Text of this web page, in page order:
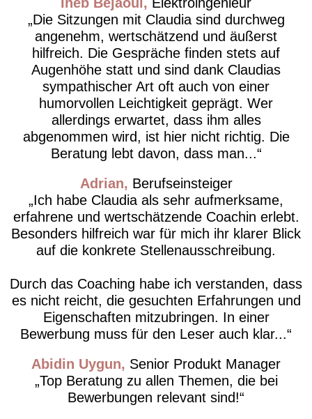
Die Sitzungen mit Claudia sind durchweg
angenehm, wertschätzend und äußerst
hilfreich. Die Gespräche finden stets auf
Augenhöhe statt und sind dank Claudias
sympathischer Art oft auch von einer
humorvollen Leichtigkeit geprägt. Wer
allerdings erwartet, dass ihm alles
abgenommen wird, ist hier nicht richtig. Die
Beratung lebt davon, dass man...
Adrian
Berufseinsteiger
Ich habe Claudia als sehr aufmerksame,
erfahrene und wertschätzende Coachin erlebt.
Besonders hilfreich war für mich ihr klarer Blick
auf die konkrete Stellenausschreibung.
Durch das Coaching habe ich verstanden, dass
es nicht reicht, die gesuchten Erfahrungen und
Eigenschaften mitzubringen. In einer
Bewerbung muss für den Leser auch klar...
Abidin Uygun
Senior Produkt Manager
Top Beratung zu allen Themen, die bei
Bewerbungen relevant sind!